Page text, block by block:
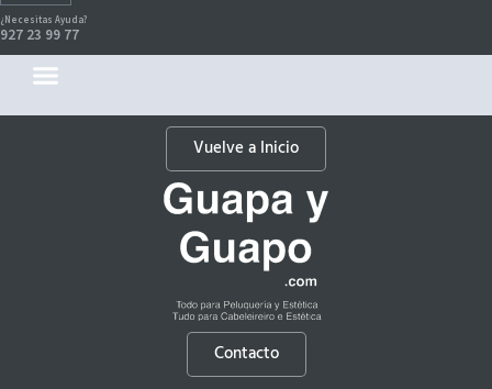
¿Necesitas Ayuda?
927 23 99 77
Vuelve a Inicio
Contacto